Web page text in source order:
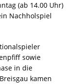
(ab 14.00 Uhr)
Nachholspiel
sowie
in die
kamen